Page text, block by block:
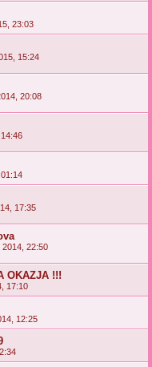
23:03
15:24
20:08
17:35
22:50
OKAZJA !!!
17:10
12:25